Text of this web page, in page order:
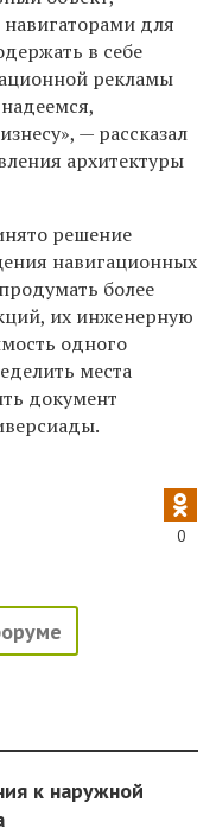
для
в себе
рекламы
— рассказал
архитектуры
решение
навигационных
продумать более
их инженерную
одного
места
документ
0
к наружной